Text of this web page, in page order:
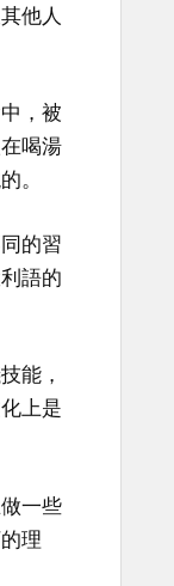
他人
，被
喝湯
。
的習
語的
能，
上是
一些
理